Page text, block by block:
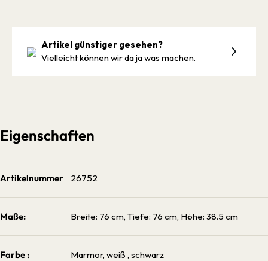
Artikel günstiger gesehen?
Vielleicht können wir da ja was machen.
Eigenschaften
Artikelnummer 26752
Maße: Breite: 76 cm, Tiefe: 76 cm, Höhe: 38.5 cm
Farbe : Marmor, weiß , schwarz